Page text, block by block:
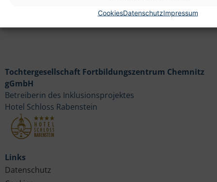
CookiesDatenschutzImpressum
Links
Datenschutz
Tochtergesellschaft Fortbildungszentrum Chemnitz
gGmbH
Betreiberin des Inklusionsprojektes
Hotel Schloss Rabenstein